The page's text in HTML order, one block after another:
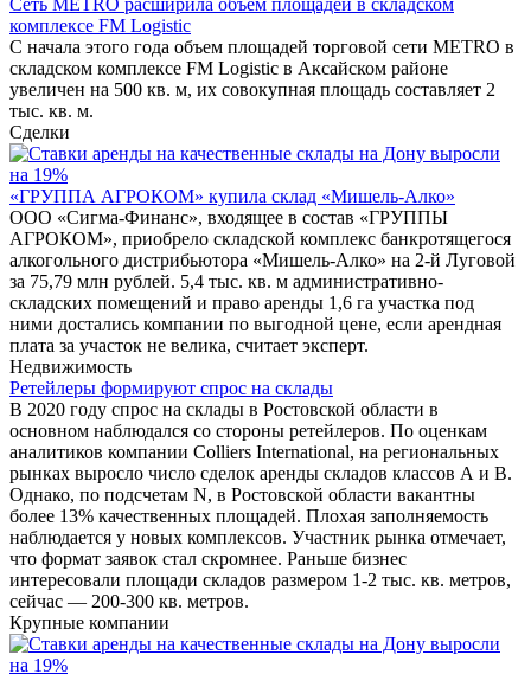
Сеть METRO расширила объем площадей в складском
комплексе FM Logistic
С начала этого года объем площадей торговой сети METRO в
складском комплексе FM Logistic в Аксайском районе
увеличен на 500 кв. м, их совокупная площадь составляет 2
тыс. кв. м.
Сделки
«ГРУППА АГРОКОМ» купила склад «Мишель-Алко»
ООО «Сигма-Финанс», входящее в состав «ГРУППЫ
АГРОКОМ», приобрело складской комплекс банкротящегося
алкогольного дистрибьютора «Мишель-Алко» на 2-й Луговой
за 75,79 млн рублей. 5,4 тыс. кв. м административно-
складских помещений и право аренды 1,6 га участка под
ними достались компании по выгодной цене, если арендная
плата за участок не велика, считает эксперт.
Недвижимость
Ретейлеры формируют спрос на склады
В 2020 году спрос на склады в Ростовской области в
основном наблюдался со стороны ретейлеров. По оценкам
аналитиков компании Colliers International, на региональных
рынках выросло число сделок аренды складов классов А и В.
Однако, по подсчетам N, в Ростовской области вакантны
более 13% качественных площадей. Плохая заполняемость
наблюдается у новых комплексов. Участник рынка отмечает,
что формат заявок стал скромнее. Раньше бизнес
интересовали площади складов размером 1-2 тыс. кв. метров,
сейчас — 200-300 кв. метров.
Крупные компании